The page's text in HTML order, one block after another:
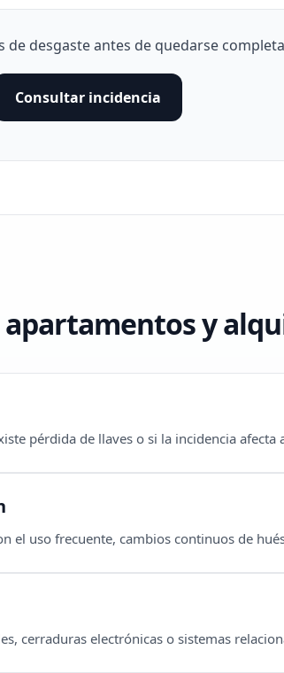
desgaste antes de quedarse
Consultar incidencia
y
pérdida de llaves o si la incidencia
uso frecuente, cambios continuos de
cerraduras electrónicas o sistemas